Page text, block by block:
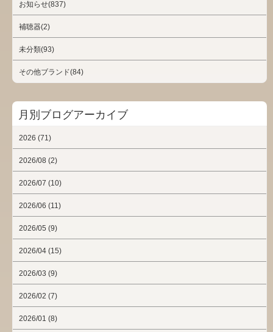
お知らせ(837)
補聴器(2)
未分類(93)
その他ブランド(84)
月別ブログアーカイブ
2026 (71)
2026/08 (2)
2026/07 (10)
2026/06 (11)
2026/05 (9)
2026/04 (15)
2026/03 (9)
2026/02 (7)
2026/01 (8)